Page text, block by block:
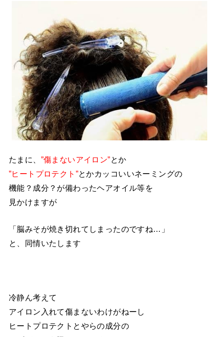
たまに、 ”傷まないアイロン”とか
”ヒートプロテクト”とかカッコいいネーミングの
機能？成分？が備わったヘアオイル等を
見かけますが
「脳みそが焼き切れてしまったのですね…」
と、同情いたします
冷静ん考えて
アイロン入れて傷まないわけがねーし
ヒートプロテクトとやらの成分の